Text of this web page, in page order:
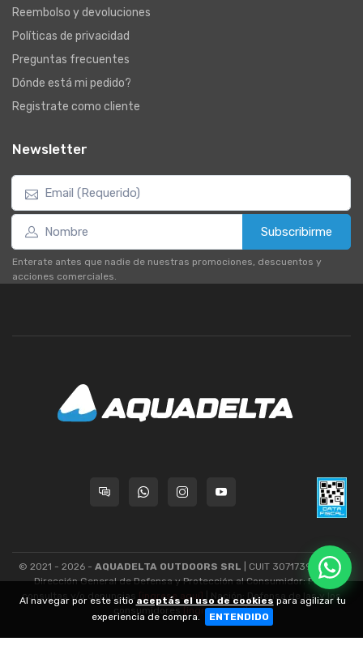
Reembolso y devoluciones
Políticas de privacidad
Preguntas frecuentes
Dónde está mi pedido?
Registrate como cliente
Newsletter
Subscribirme
Enterate antes que nadie de nuestras promociones, descuentos y
acciones comerciales.
© 2021 - 2026 - AQUADELTA OUTDOORS SRL | CUIT 30717393445 -
Dirección General de Defensa y Protección al Consumidor: Para
consultas y/o denuncias
[ingrese aquí]
| Nación: Defensa de las y los
[ingrese aquí].
Al navegar por este sitio aceptás el uso de cookies para agilizar tu
experiencia de compra.
ENTENDIDO